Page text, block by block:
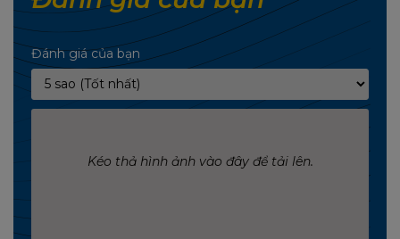
Đánh giá của bạn
Kéo thả hình ảnh vào đây để tải lên.